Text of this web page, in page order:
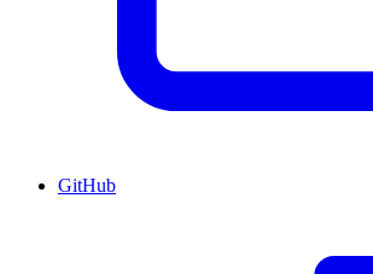
GitHub